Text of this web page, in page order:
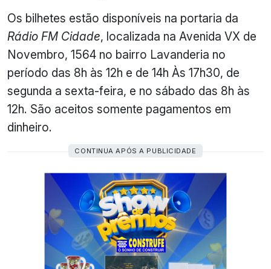
Os bilhetes estão disponíveis na portaria da
Rádio FM Cidade, localizada na Avenida VX de
Novembro, 1564 no bairro Lavanderia no
período das 8h às 12h e de 14h Às 17h30, de
segunda a sexta-feira, e no sábado das 8h às
12h. São aceitos somente pagamentos em
dinheiro.
CONTINUA APÓS A PUBLICIDADE